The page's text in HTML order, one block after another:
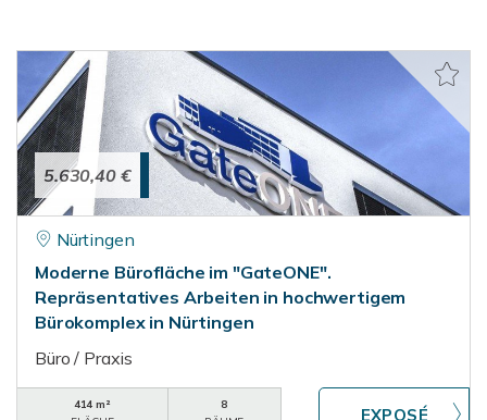
5.630,40 €
Nürtingen
Moderne Bürofläche im "GateONE".
Repräsentatives Arbeiten in hochwertigem
Bürokomplex in Nürtingen
Büro / Praxis
414 m²
8